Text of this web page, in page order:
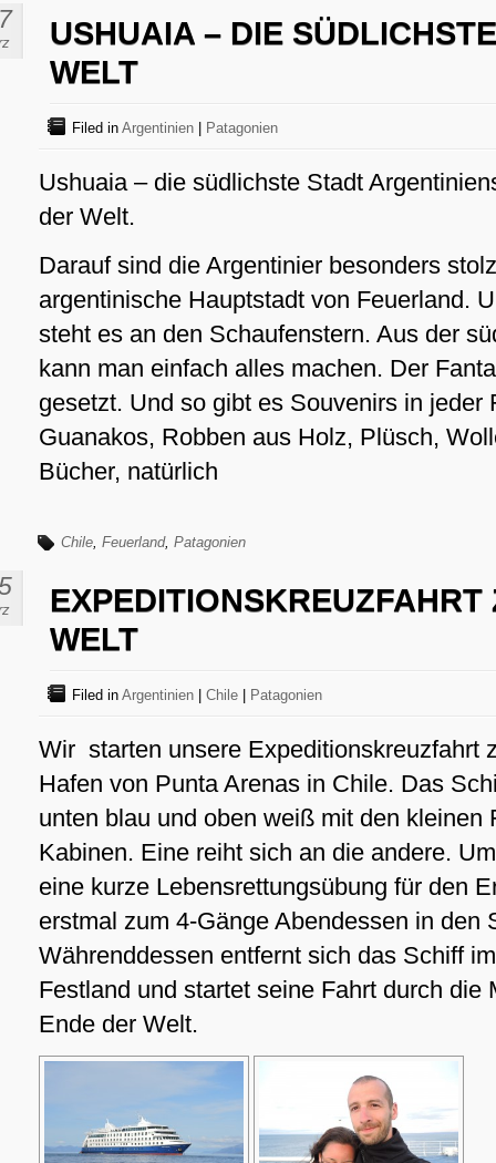
USHUAIA – DIE
WELT
Filed in Argentinien Patagonien
Ushuaia – die südlichste Stadt
der Welt.
Darauf sind die Argentinier besonders
argentinische Hauptstadt von Feuerland.
steht es an den Schaufenstern. Aus der
kann man einfach alles machen. Der
gesetzt. Und so gibt es Souvenirs in jeder
Guanakos, Robben aus Holz, Plüsch,
Bücher, natürlich
Chile, Feuerland, Patagonien
EXPEDITIONSKREUZFAHRT
WELT
Filed in Argentinien Chile Patagonien
Wir starten unsere Expeditionskreuzfahrt
Hafen von Punta Arenas in Chile. Das
unten blau und oben weiß mit den kleinen
Kabinen. Eine reiht sich an die andere.
eine kurze Lebensrettungsübung für den
erstmal zum 4-Gänge Abendessen in den
Währenddessen entfernt sich das Schiff
Festland und startet seine Fahrt durch die
Ende der Welt.